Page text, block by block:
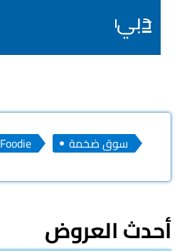
دبي
سوق ضخمة Foodie
أحدث العروض